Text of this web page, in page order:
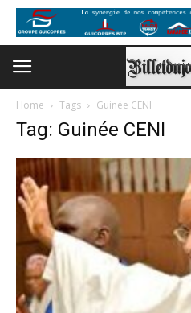
Home Tags Guinée CENI
Tag: Guinée CENI